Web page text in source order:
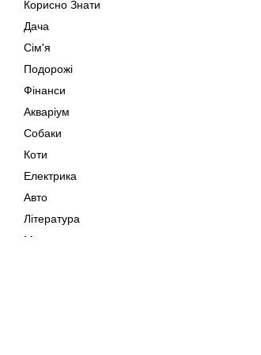
Корисно Знати
Дача
Сім'я
Подорожі
Фінанси
Акваріум
Собаки
Коти
Електрика
Авто
Література
Музика